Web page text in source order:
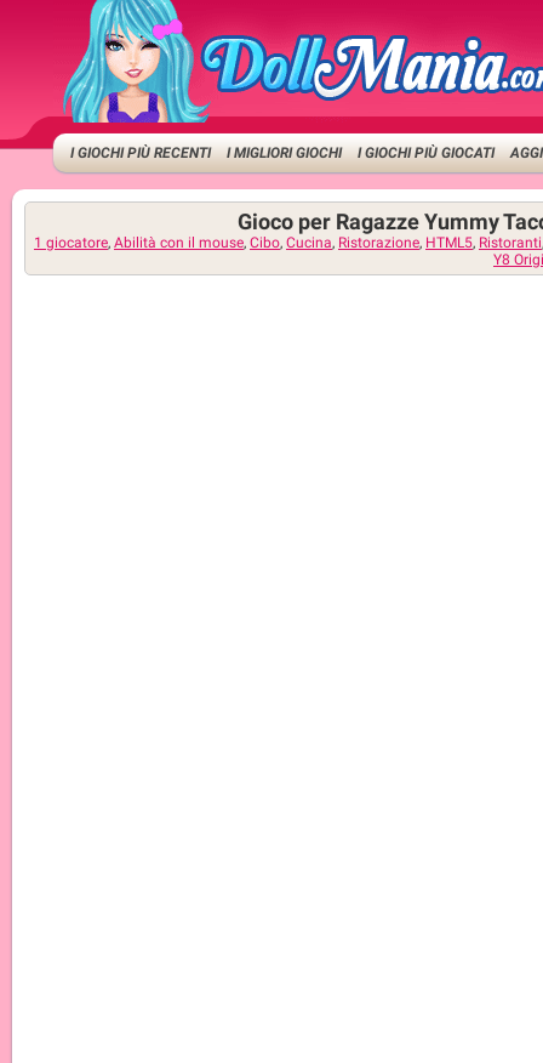
I GIOCHI PIÙ RECENTI I MIGLIORI GIOCHI I GIOCHI PIÙ GIOCATI
Gioco per Ragazze Yummy
1 giocatore, Abilità con il mouse, Cibo, Cucina, Ristorazione, HTML5, Ristoranti
Y8